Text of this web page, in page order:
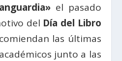
el pasado
del Día del Libro
las últimas
junto a las